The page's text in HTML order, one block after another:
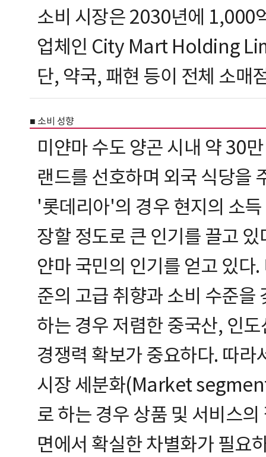
소비 시장은 2030년에 1,000
업체인 City Mart Holding
단, 약국, 패현 등이 전체 소매
■ 소비 성향
미얀마 수도 양곤 시내 약 30
랜드를 선호하며 외국 식당을
'롯데리아'의 경우 현지의 소
장할 정도로 큰 인기를 끌고
얀마 국민의 인기를 얻고 있다
준의 고급 취향과 소비 수준을
하는 경우 저렴한 중국산, 인
경쟁력 확보가 중요하다. 따라
시장 세분화(Market
로 하는 경우 상품 및 서비스
면에서 확실한 차별화가 필요